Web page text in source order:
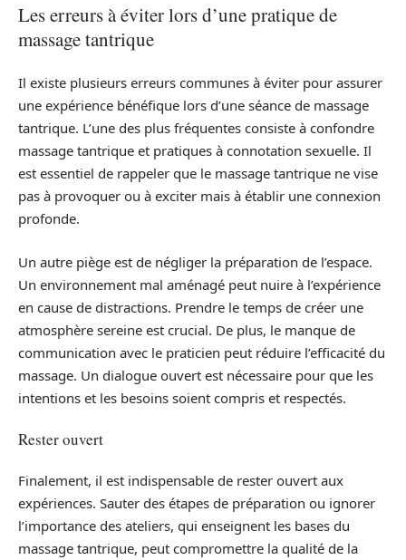
Les erreurs à éviter lors d’une pratique de
massage tantrique
Il existe plusieurs erreurs communes à éviter pour assurer
une expérience bénéfique lors d’une séance de massage
tantrique. L’une des plus fréquentes consiste à confondre
massage tantrique et pratiques à connotation sexuelle. Il
est essentiel de rappeler que le massage tantrique ne vise
pas à provoquer ou à exciter mais à établir une connexion
profonde.
Un autre piège est de négliger la préparation de l’espace.
Un environnement mal aménagé peut nuire à l’expérience
en cause de distractions. Prendre le temps de créer une
atmosphère sereine est crucial. De plus, le manque de
communication avec le praticien peut réduire l’efficacité du
massage. Un dialogue ouvert est nécessaire pour que les
intentions et les besoins soient compris et respectés.
Rester ouvert
Finalement, il est indispensable de rester ouvert aux
expériences. Sauter des étapes de préparation ou ignorer
l’importance des ateliers, qui enseignent les bases du
massage tantrique, peut compromettre la qualité de la